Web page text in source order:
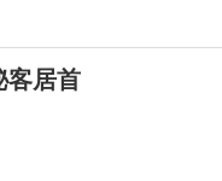
客居首